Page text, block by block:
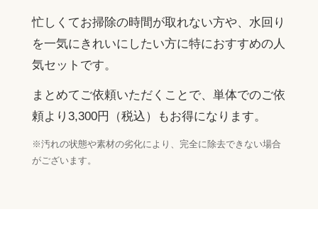
エアコン室外機
ガラス・サッシ・網戸
フローリング
キッチンセット
照明器具・LED・蛍光灯
ブラインド
共有部分
業務用レンジフード
ハウスクリーニング
法人清掃
Instagram
忙しくてお掃除の時間が取れない方や、水回り
を一気にきれいにしたい方に特におすすめの人
気セットです。
まとめてご依頼いただくことで、単体でのご依
頼より3,300円（税込）もお得になります。
※汚れの状態や素材の劣化により、完全に除去できない場合
がございます。